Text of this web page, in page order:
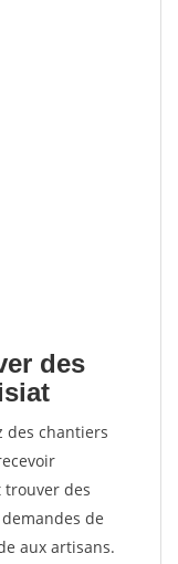
des
des chantiers
trouver des
de
aux artisans.